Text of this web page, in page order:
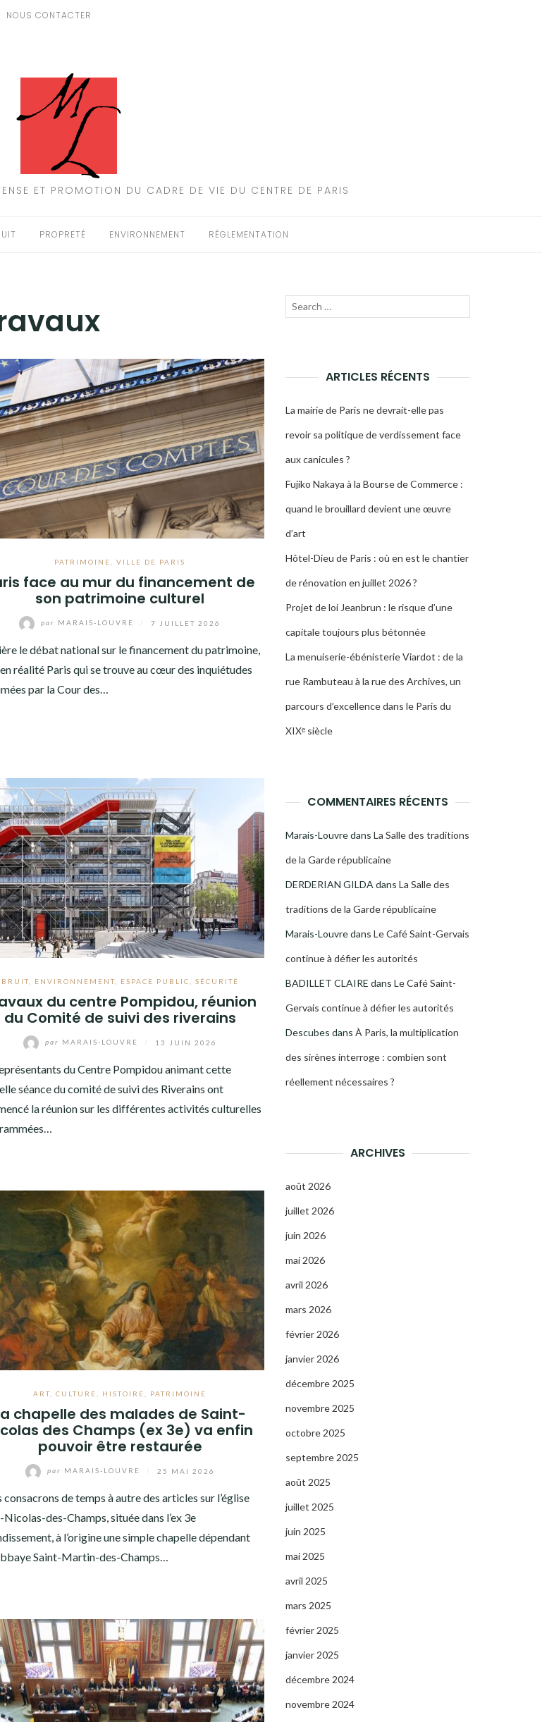
NOUS CONTACTER
ET PROMOTION DU CADRE DE VIE DU CENTRE DE PARIS
PROPRETÉ ENVIRONNEMENT RÉGLEMENTATION
PATRIMOINE ,VILLE DE PARIS
face au mur du financement de
son patrimoine culturel
par MARAIS-LOUVRE 7 JUILLET 2026
le débat national sur le financement du patrimoine,
en réalité Paris qui se trouve au cœur des inquiétudes
par la Cour des…
BRUIT, ENVIRONNEMENT, ESPACE PUBLIC SÉCURITÉ
du centre Pompidou, réunion
du Comité de suivi des riverains
par MARAIS-LOUVRE 13 JUIN 2026
du Centre Pompidou animant cette
séance du comité de suivi des Riverains ont
la réunion sur les différentes activités culturelles
ART ,CULTURE HISTOIRE PATRIMOINE
chapelle des malades de Saint-
des Champs (ex 3e) va enfin
pouvoir être restaurée
par MARAIS-LOUVRE 25 MAI 2026
consacrons de temps à autre des articles sur l’église
Nicolas-des-Champs, située dans l’ex 3e
à l’origine une simple chapelle dépendant
Saint-Martin-des-Champs…
Recherche
ARTICLES RÉCENTS
La mairie de Paris ne devrait-elle pas
revoir sa politique de verdissement face
aux canicules ?
Fujiko Nakaya à la Bourse de Commerce :
quand le brouillard devient une œuvre
d’art
Hôtel-Dieu de Paris : où en est le chantier
de rénovation en juillet 2026 ?
Projet de loi Jeanbrun : le risque d’une
capitale toujours plus bétonnée
La menuiserie-ébénisterie Viardot : de la
rue Rambuteau à la rue des Archives, un
parcours d’excellence dans le Paris du
XIXᵉ siècle
COMMENTAIRES RÉCENTS
Marais-Louvredans La Salle des traditions
de la Garde républicaine
DERDERIAN GILDA dans La Salle des
traditions de la Garde républicaine
Marais-Louvredans Le Café Saint-Gervais
continue à défier les autorités
BADILLET CLAIRE dans Le Café Saint-
Gervais continue à défier les autorités
Descubes dans À Paris, la multiplication
des sirènes interroge : combien sont
réellement nécessaires ?
ARCHIVES
août 2026
juillet 2026
juin 2026
mai 2026
avril 2026
mars 2026
février 2026
janvier 2026
décembre 2025
novembre 2025
octobre 2025
septembre 2025
août 2025
juillet 2025
juin 2025
mai 2025
avril 2025
mars 2025
février 2025
janvier 2025
décembre 2024
novembre 2024